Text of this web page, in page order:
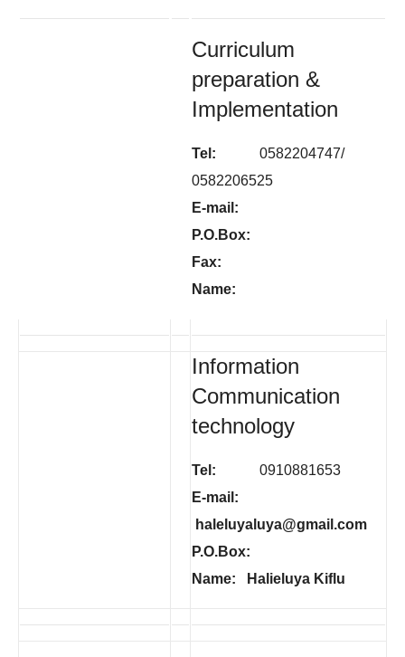
Curriculum
preparation &
Implementation
Tel: 0582204747/
0582206525
E-mail:
P.O.Box:
Fax:
Name:
Information
Communication
technology
Tel: 0910881653
E-mail:
haleluyaluya@gmail.com
P.O.Box:
Name: Halieluya Kiflu